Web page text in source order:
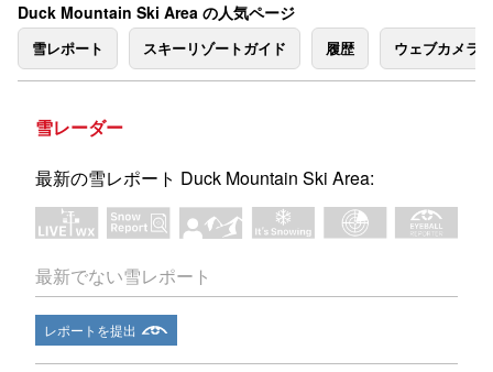
Duck Mountain Ski Area の人気ページ
雪レポート スキーリゾートガイド 履歴 ウェブカメラ
雪レーダー
最新の雪レポート Duck Mountain Ski Area:
最新でない雪レポート
レポートを提出